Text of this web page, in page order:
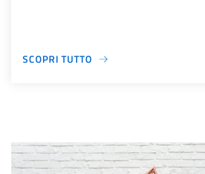
SCOPRI TUTTO